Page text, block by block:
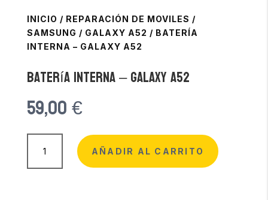
INICIO / REPARACIÓN DE MOVILES /
SAMSUNG / GALAXY A52 / BATERÍA
INTERNA – GALAXY A52
Batería Interna – Galaxy A52
59,00€
Batería
Interna
-
AÑADIR AL CARRITO